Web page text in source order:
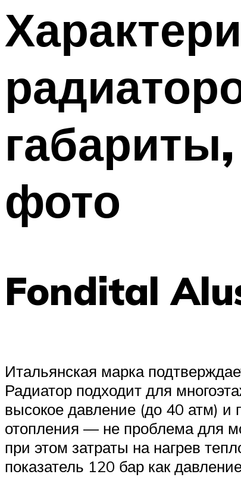
фото
Fondital
Итальянская марка
Радиатор подходит для
высокое давление (до 40 атм)
отопления — не проблема для
при этом затраты на нагрев
показатель 120 бар как